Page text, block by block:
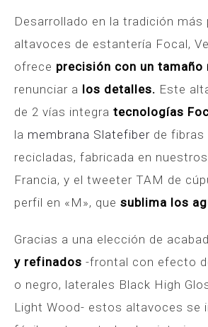
Desarrollado en la tradición más
altavoces de estantería Focal,
ofrece precisión con un tamaño
renunciar a los detalles. Este
de 2 vías integra tecnologías
la membrana Slatefiber de fibras
recicladas, fabricada en
Francia, y el tweeter TAM de
perfil en «M», que sublima los
Gracias a una elección de
y refinados -frontal con efecto
o negro, laterales Black High
Light Wood- estos altavoces se